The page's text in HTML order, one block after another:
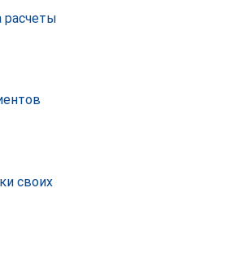
расчеты
своих